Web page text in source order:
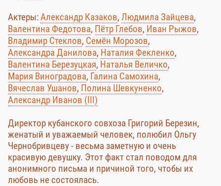
Актеры:Александр Казаков, Людмила Зайцева,
Валентина Федотова, Пётр Глебов, Иван Рыжов,
Владимир Стеклов, Семён Морозов,
Александра Данилова, Наталия Фекленко,
Валентина Березуцкая, Наталья Величко,
Мария Виноградова, Галина Самохина,
Вячеслав Ушанов, Полина Шевкуненко,
Александр Иванов (III)
Директор кубанского совхоза Григорий Березин,
женатый и уважаемый человек, полюбил Ольгу
Чернобривцеву - весьма заметную и очень
красивую девушку. Этот факт стал поводом для
анонимного письма и причиной того, чтобы их
любовь не состоялась.